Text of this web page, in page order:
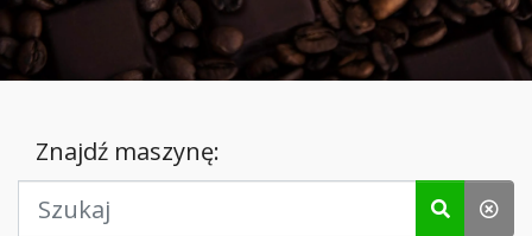
Znajdź maszynę: